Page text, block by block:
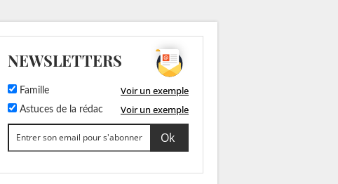
NEWSLETTERS
Famille Voir un exemple
Astuces de la rédac Voir un exemple